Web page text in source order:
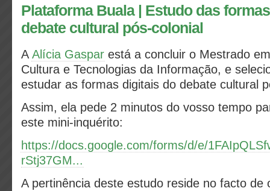
Plataforma Buala | Estudo das
debate cultural pós-colonial
A Alícia Gaspar está a concluir o Mestrado
Cultura e Tecnologias da Informação, e
estudar as formas digitais do debate cultural
Assim, ela pede 2 minutos do vosso tempo
este mini-inquérito:
https://docs.google.com/forms/d/e/
rStj37GM...
A pertinência deste estudo reside no facto de